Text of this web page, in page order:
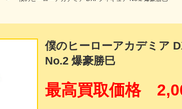
僕のヒーローアカデミア
No.2 爆豪勝巳
最高買取価格